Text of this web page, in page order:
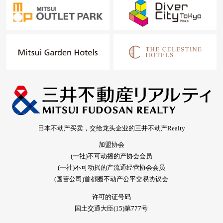
日本不动产买卖，交给龙头企业的三井不动产Realty
加盟协会
(一社)不可动摇的产协会会员
(一社)不可动摇的产流通经营协会会员
(国营公司)首都圈不动产公平交易协议会
许可的证号码
国土交通大臣(15)第777号